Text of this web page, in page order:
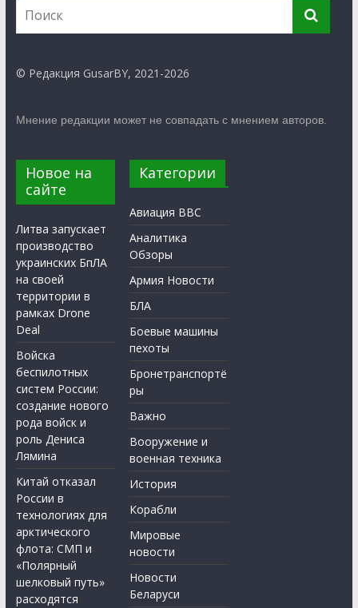
© Редакция GusarBY, 2021-2026
Мнение редакции может не совпадать с мнением авторов.
Новое на
сайте
Литва запускает
производство
украинских БпЛА
на своей
территории в
рамках Drone
Deal
Войска
беспилотных
систем России:
создание нового
рода войск и
роль Дениса
Лямина
Китай отказал
России в
технологиях для
арктического
флота: СМП и
«Полярный
шелковый путь»
расходятся
Категории
Авиация ВВС
Аналитика
Обзоры
Армия Новости
БЛА
Боевые машины
пехоты
Бронетранспортё
ры
Важно
Вооружение и
военная техника
История
Корабли
Мировые
новости
Новости
Беларуси